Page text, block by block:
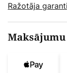
Ražotāja